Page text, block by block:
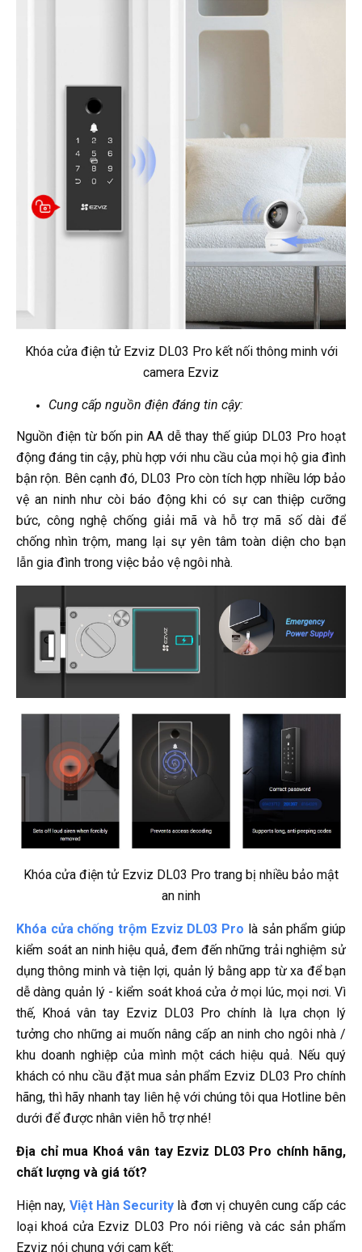
Khóa cửa điện tử Ezviz DL03 Pro kết nối thông minh với
camera Ezviz
Cung cấp nguồn điện đáng tin cậy:
Nguồn điện từ bốn pin AA dễ thay thế giúp DL03 Pro hoạt
động đáng tin cậy, phù hợp với nhu cầu của mọi hộ gia đình
bận rộn. Bên cạnh đó, DL03 Pro còn tích hợp nhiều lớp bảo
vệ an ninh như còi báo động khi có sự can thiệp cưỡng
bức, công nghệ chống giải mã và hỗ trợ mã số dài để
chống nhìn trộm, mang lại sự yên tâm toàn diện cho bạn
lẫn gia đình trong việc bảo vệ ngôi nhà.
Khóa cửa điện tử Ezviz DL03 Pro trang bị nhiều bảo mật
an ninh
Khóa cửa chống trộm Ezviz DL03 Pro là sản phẩm giúp
kiểm soát an ninh hiệu quả, đem đến những trải nghiệm sử
dụng thông minh và tiện lợi, quản lý bằng app từ xa để bạn
dễ dàng quản lý - kiểm soát khoá cửa ở mọi lúc, mọi nơi. Vì
thế, Khoá vân tay Ezviz DL03 Pro chính là lựa chọn lý
tưởng cho những ai muốn nâng cấp an ninh cho ngôi nhà /
khu doanh nghiệp của mình một cách hiệu quả.
Nếu quý
khách có nhu cầu đặt mua sản phẩm Ezviz DL03 Pro chính
hãng, thì hãy nhanh tay liên hệ với chúng tôi qua Hotline bên
dưới để được nhân viên hỗ trợ nhé!
Địa chỉ mua Khoá vân tay Ezviz DL03 Pro chính hãng,
chất lượng và giá tốt?
Hiện nay, Việt Hàn Security là đơn vị chuyên cung cấp các
loại khoá cửa Ezviz DL03 Pro nói riêng và các sản phẩm
Ezviz nói chung với cam kết: